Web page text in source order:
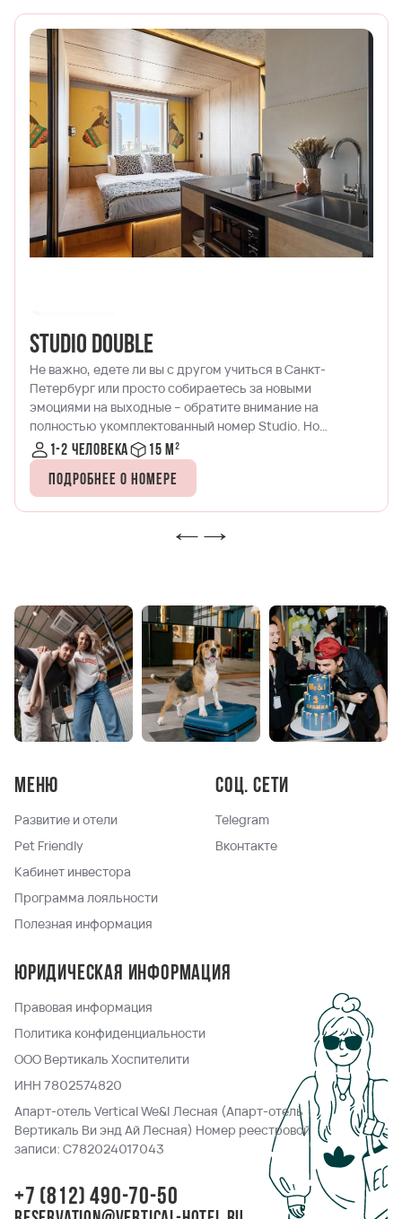
Studio Double
Не важно, едете ли вы с другом учиться в Санкт-
Петербург или просто собираетесь за новыми
эмоциями на выходные – обратите внимание на
полностью укомплектованный номер Studio. Но
предупреждаем сразу, яркий дизайн и сверх удобное
зонирование вызывает привыкание.
1-2 человека
15 м²
Подробнее о номере
Меню
Развитие и отели
Pet Friendly
Кабинет инвестора
Программа лояльности
Полезная информация
Соц. сети
Telegram
Вконтакте
Юридическая информация
Правовая информация
Политика конфиденциальности
ООО Вертикаль Хоспителити
ИНН 7802574820
Апарт-отель Vertical We&I Лесная (Апарт-отель
Вертикаль Ви энд Ай Лесная) Номер реестровой
записи: С782024017043
+7 (812) 490-70-50